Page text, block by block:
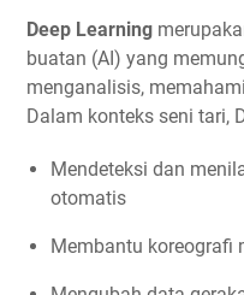
Deep Learning
buatan (AI) yang
menganalisis,
Dalam konteks seni tari,
Mendeteksi dan
otomatis
Membantu koreografi